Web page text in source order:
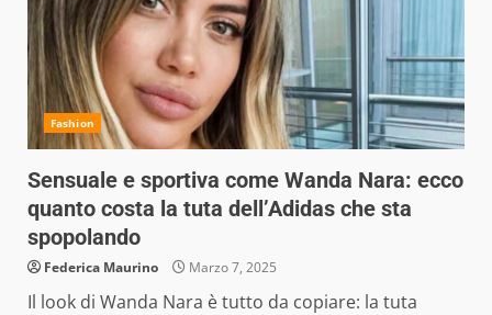
Fashion
Sensuale e sportiva come Wanda Nara: ecco
quanto costa la tuta dell’Adidas che sta
spopolando
Federica Maurino Marzo 7, 2025
Il look di Wanda Nara è tutto da copiare: la tuta